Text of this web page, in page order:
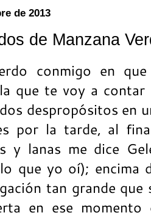
de 2013
de Manzana
conmigo en
que te voy a
despropósitos en
por la tarde, al
y lanas me dice
que yo oí); encima
tan grande que
en ese